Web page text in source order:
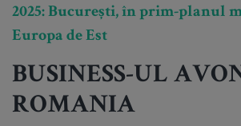
2025: București, în prim-planul
Europa de Est
BUSINESS-UL
ROMANIA